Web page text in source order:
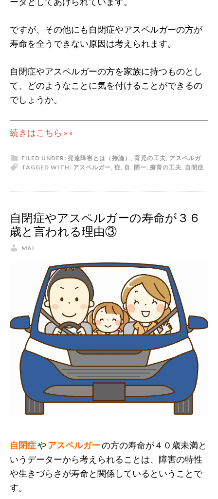
ですが、その他にも自閉症やアスペルガーの方が
寿命を全うできない原因は考えられます。
自閉症やアスペルガーの方を家族に持つものとし
て、どのようなことに気を付けることができるの
でしょうか。
続きはこちら » »
FILED UNDER: 発達障害とは（持論） 育児の工夫 アスペルガ
ー 療育の工夫 自閉症
TAGGED WITH: アスペルガー 症 自 閉
自閉症やアスペルガーの寿命が３６
歳と言われる理由③
MAI
自閉症や アスペルガーの方の寿命が４０歳未満と
いうデーターから考えられることは、障害の特性
や生きづらさが寿命と関係しているということで
す。